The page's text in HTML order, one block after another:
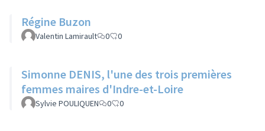
Régine Buzon
Valentin Lamirault 0 0
Simonne DENIS, l'une des trois premières
femmes maires d'Indre-et-Loire
Sylvie POULIQUEN 0 0